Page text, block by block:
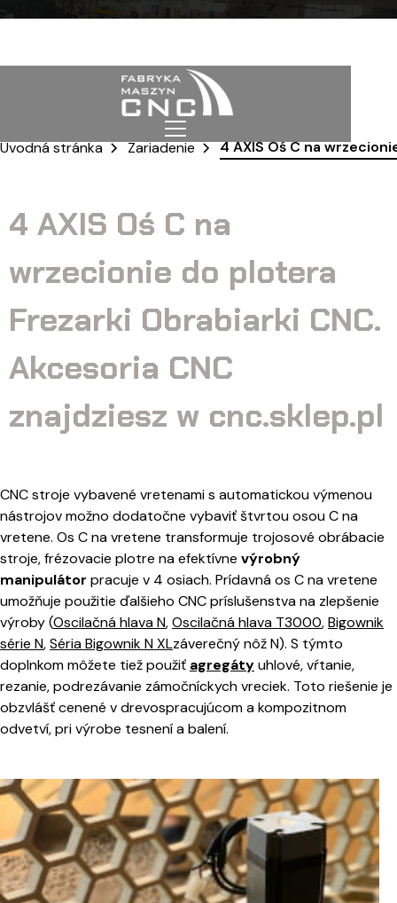
Úvodná stránka Zariadenie 4 AXIS Oś C na
4 AXIS Oś C na
wrzecionie do plotera
Frezarki Obrabiarki CNC.
Akcesoria CNC
znajdziesz w cnc.sklep.pl
CNC stroje vybavené vretenami s automatickou výmenou
nástrojov možno dodatočne vybaviť štvrtou osou C na
vretene. Os C na vretene transformuje trojosové obrábacie
stroje, frézovacie plotre na efektívne výrobný
manipulátor pracuje v 4 osiach. Prídavná os C na vretene
umožňuje použitie ďalšieho CNC príslušenstva na zlepšenie
výroby (Oscilačná hlava N,Oscilačná hlava T3000,Bigownik
série N,Séria Bigownik N XLzáverečný nôž N). S týmto
doplnkom môžete tiež použiť agregátyuhlové, vŕtanie,
rezanie, podrezávanie zámočníckych vreciek. Toto riešenie je
obzvlášť cenené v drevospracujúcom a kompozitnom
odvetví, pri výrobe tesnení a balení.